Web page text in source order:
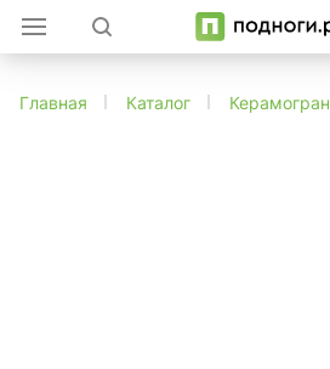
Главная Каталог